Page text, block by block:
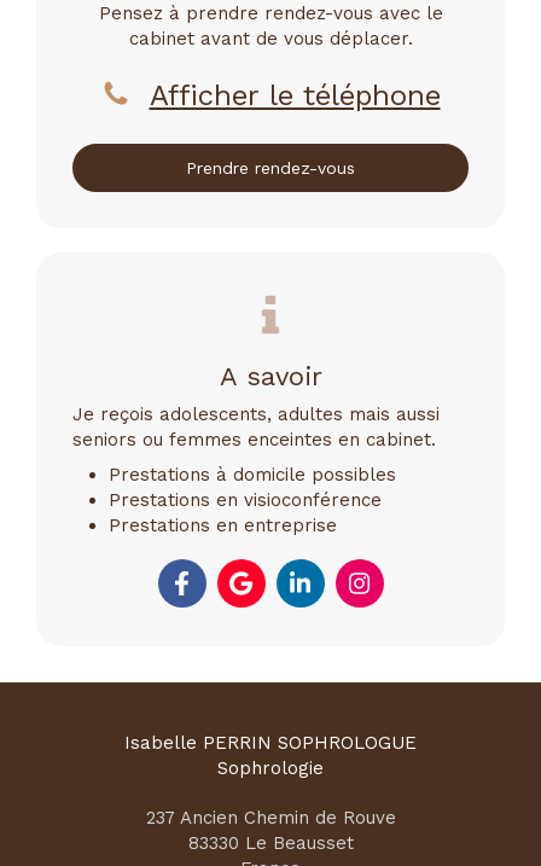
Pensez à prendre rendez-vous avec le
cabinet avant de vous déplacer.
Afficher le téléphone
Prendre rendez-vous
A savoir
Je reçois adolescents, adultes mais aussi
seniors ou femmes enceintes en cabinet.
Prestations à domicile possibles
Prestations en visioconférence
Prestations en entreprise
Isabelle PERRIN SOPHROLOGUE
Sophrologie
237 Ancien Chemin de Rouve
83330 Le Beausset